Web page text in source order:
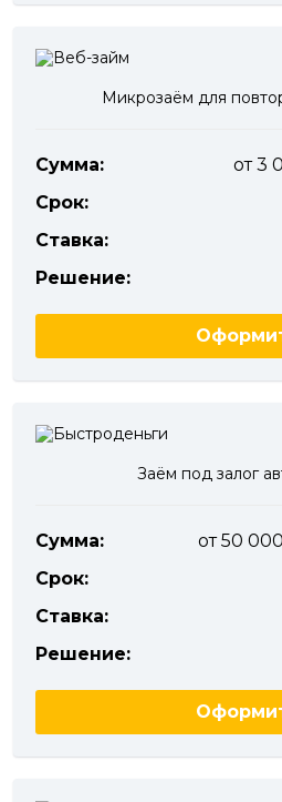
Микрозаём для
Сумма:
от 3
Срок:
Ставка:
Решение:
Заём под залог
Сумма:
от 50
Срок:
Ставка:
Решение: